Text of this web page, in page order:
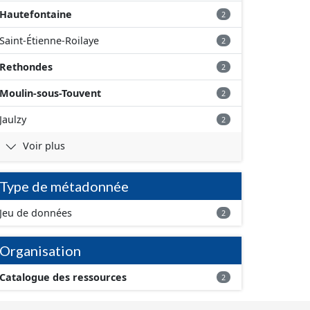
Hautefontaine 2
Saint-Étienne-Roilaye 2
Rethondes 2
Moulin-sous-Touvent 2
Jaulzy 2
Voir plus
Type de métadonnée
Jeu de données 2
Organisation
Catalogue des ressources 2